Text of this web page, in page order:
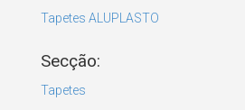
Tapetes ALUPLASTO
Secção:
Tapetes